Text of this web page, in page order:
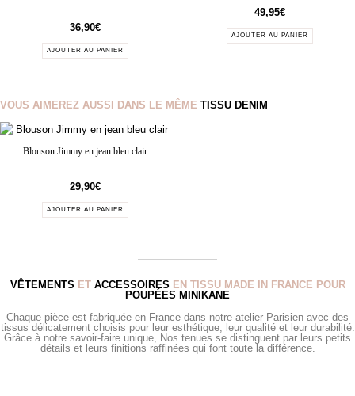
36,90€
AJOUTER AU PANIER
49,95€
AJOUTER AU PANIER
VOUS AIMEREZ AUSSI DANS LE MÊME TISSU DENIM
Blouson Jimmy en jean bleu clair
29,90€
AJOUTER AU PANIER
VÊTEMENTS ET ACCESSOIRES EN TISSU MADE IN FRANCE POUR
POUPÉES MINIKANE
Chaque pièce est fabriquée en France dans notre atelier Parisien avec des
tissus délicatement choisis pour leur esthétique, leur qualité et leur durabilité.
Grâce à notre savoir-faire unique, Nos tenues se distinguent par leurs petits
détails et leurs finitions raffinées qui font toute la différence.